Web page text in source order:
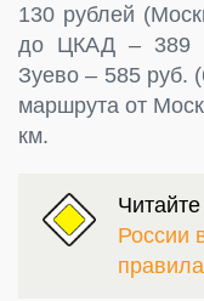
130 рублей
до ЦКАД – 389
Зуево – 585 руб.
маршрута от
км.
России